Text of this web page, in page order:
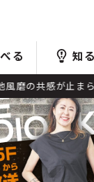
る 知る
止まら